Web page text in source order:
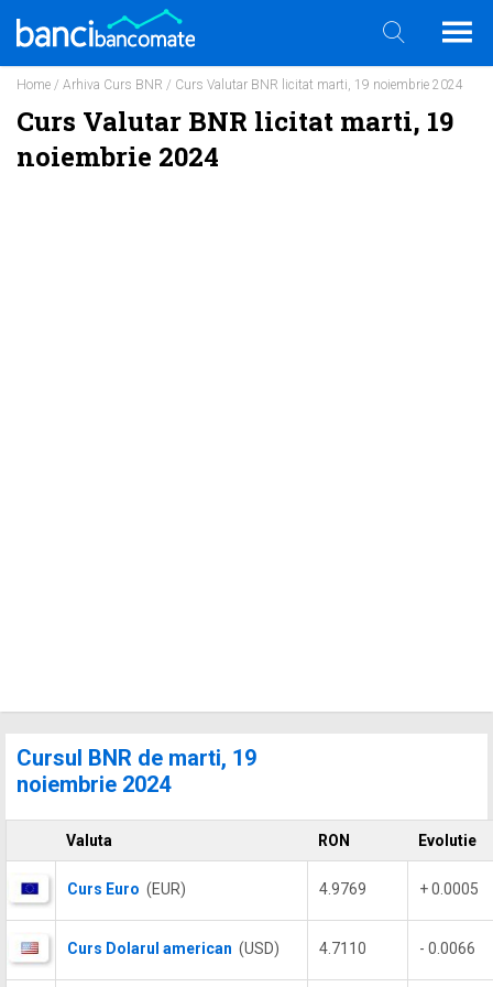
Home / Arhiva Curs BNR / Curs Valutar BNR licitat marti, 19 noiembrie 2024
Curs Valutar BNR licitat marti, 19
noiembrie 2024
Cursul BNR de marti, 19
noiembrie 2024
Valuta RON Evolutie
Curs Euro (EUR) 4.9769 + 0.0005
Curs Dolarul american (USD) 4.7110 - 0.0066